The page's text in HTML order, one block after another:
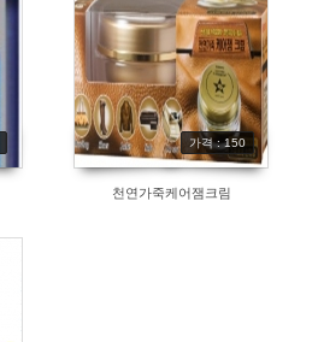
가격 : 150
천연가죽케어잼크림